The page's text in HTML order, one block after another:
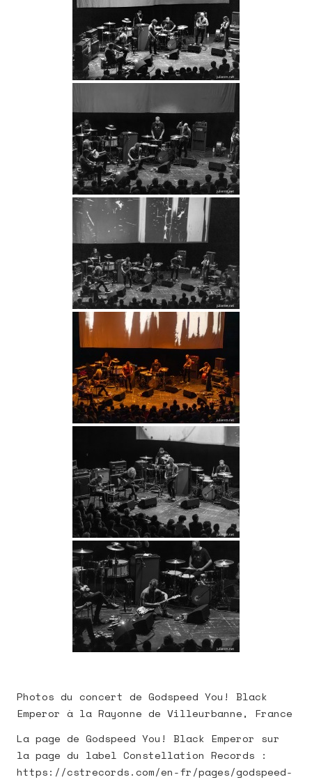
Photos du concert de Godspeed You! Black
Emperor à la Rayonne de Villeurbanne, France
La page de Godspeed You! Black Emperor sur
la page du label Constellation Records :
https://cstrecords.com/en-fr/pages/godspeed-